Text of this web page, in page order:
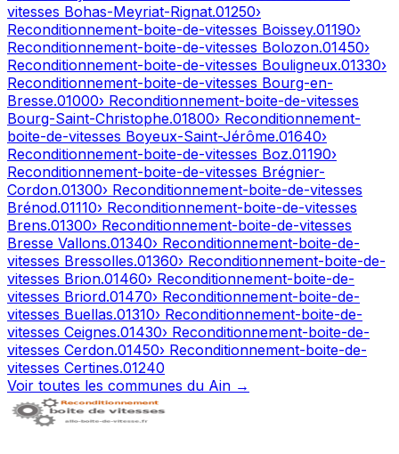
vitesses Bohas-Meyriat-Rignat.01250›
Reconditionnement-boite-de-vitesses Boissey.01190›
Reconditionnement-boite-de-vitesses Bolozon.01450›
Reconditionnement-boite-de-vitesses Bouligneux.01330›
Reconditionnement-boite-de-vitesses Bourg-en-
Bresse.01000› Reconditionnement-boite-de-vitesses
Bourg-Saint-Christophe.01800› Reconditionnement-
boite-de-vitesses Boyeux-Saint-Jérôme.01640›
Reconditionnement-boite-de-vitesses Boz.01190›
Reconditionnement-boite-de-vitesses Brégnier-
Cordon.01300› Reconditionnement-boite-de-vitesses
Brénod.01110› Reconditionnement-boite-de-vitesses
Brens.01300› Reconditionnement-boite-de-vitesses
Bresse Vallons.01340› Reconditionnement-boite-de-
vitesses Bressolles.01360› Reconditionnement-boite-de-
vitesses Brion.01460› Reconditionnement-boite-de-
vitesses Briord.01470› Reconditionnement-boite-de-
vitesses Buellas.01310› Reconditionnement-boite-de-
vitesses Ceignes.01430› Reconditionnement-boite-de-
vitesses Cerdon.01450› Reconditionnement-boite-de-
vitesses Certines.01240
Voir toutes les communes du Ain →